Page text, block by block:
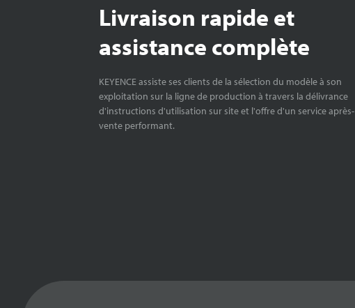
Livraison rapide et
assistance complète
KEYENCE assiste ses clients de la sélection du modèle à son
exploitation sur la ligne de production à travers la délivrance
d'instructions d'utilisation sur site et l'offre d'un service après-
vente performant.